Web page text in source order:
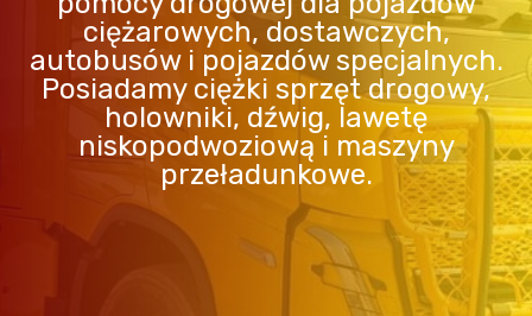
ciężarowych, dostawczych,
autobusów i pojazdów specjalnych.
Posiadamy ciężki sprzęt drogowy,
holowniki, dźwig, lawetę
niskopodwoziową i maszyny
przeładunkowe.